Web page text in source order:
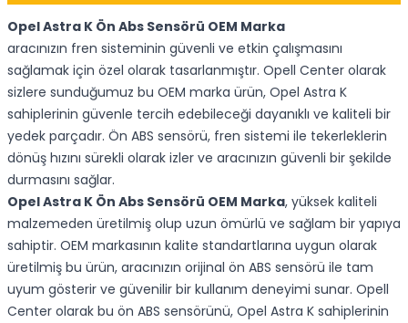
Opel Astra K Ön Abs Sensörü OEM Marka
aracınızın fren sisteminin güvenli ve etkin çalışmasını
sağlamak için özel olarak tasarlanmıştır. Opell Center olarak
sizlere sunduğumuz bu OEM marka ürün, Opel Astra K
sahiplerinin güvenle tercih edebileceği dayanıklı ve kaliteli bir
yedek parçadır. Ön ABS sensörü, fren sistemi ile tekerleklerin
dönüş hızını sürekli olarak izler ve aracınızın güvenli bir şekilde
durmasını sağlar.
Opel Astra K Ön Abs Sensörü OEM Marka, yüksek kaliteli
malzemeden üretilmiş olup uzun ömürlü ve sağlam bir yapıya
sahiptir. OEM markasının kalite standartlarına uygun olarak
üretilmiş bu ürün, aracınızın orijinal ön ABS sensörü ile tam
uyum gösterir ve güvenilir bir kullanım deneyimi sunar. Opell
Center olarak bu ön ABS sensörünü, Opel Astra K sahiplerinin